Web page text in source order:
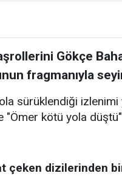
Gökçe
fragmanıyla
sürüklendiği izlenimi
kötü yola
çeken dizilerinden